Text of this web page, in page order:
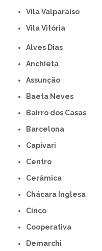
Vila Valparaíso
Vila Vitória
Alves Dias
Anchieta
Assunção
Baeta Neves
Bairro dos Casas
Barcelona
Capivari
Centro
Cerâmica
Chácara Inglesa
Cinco
Cooperativa
Demarchi